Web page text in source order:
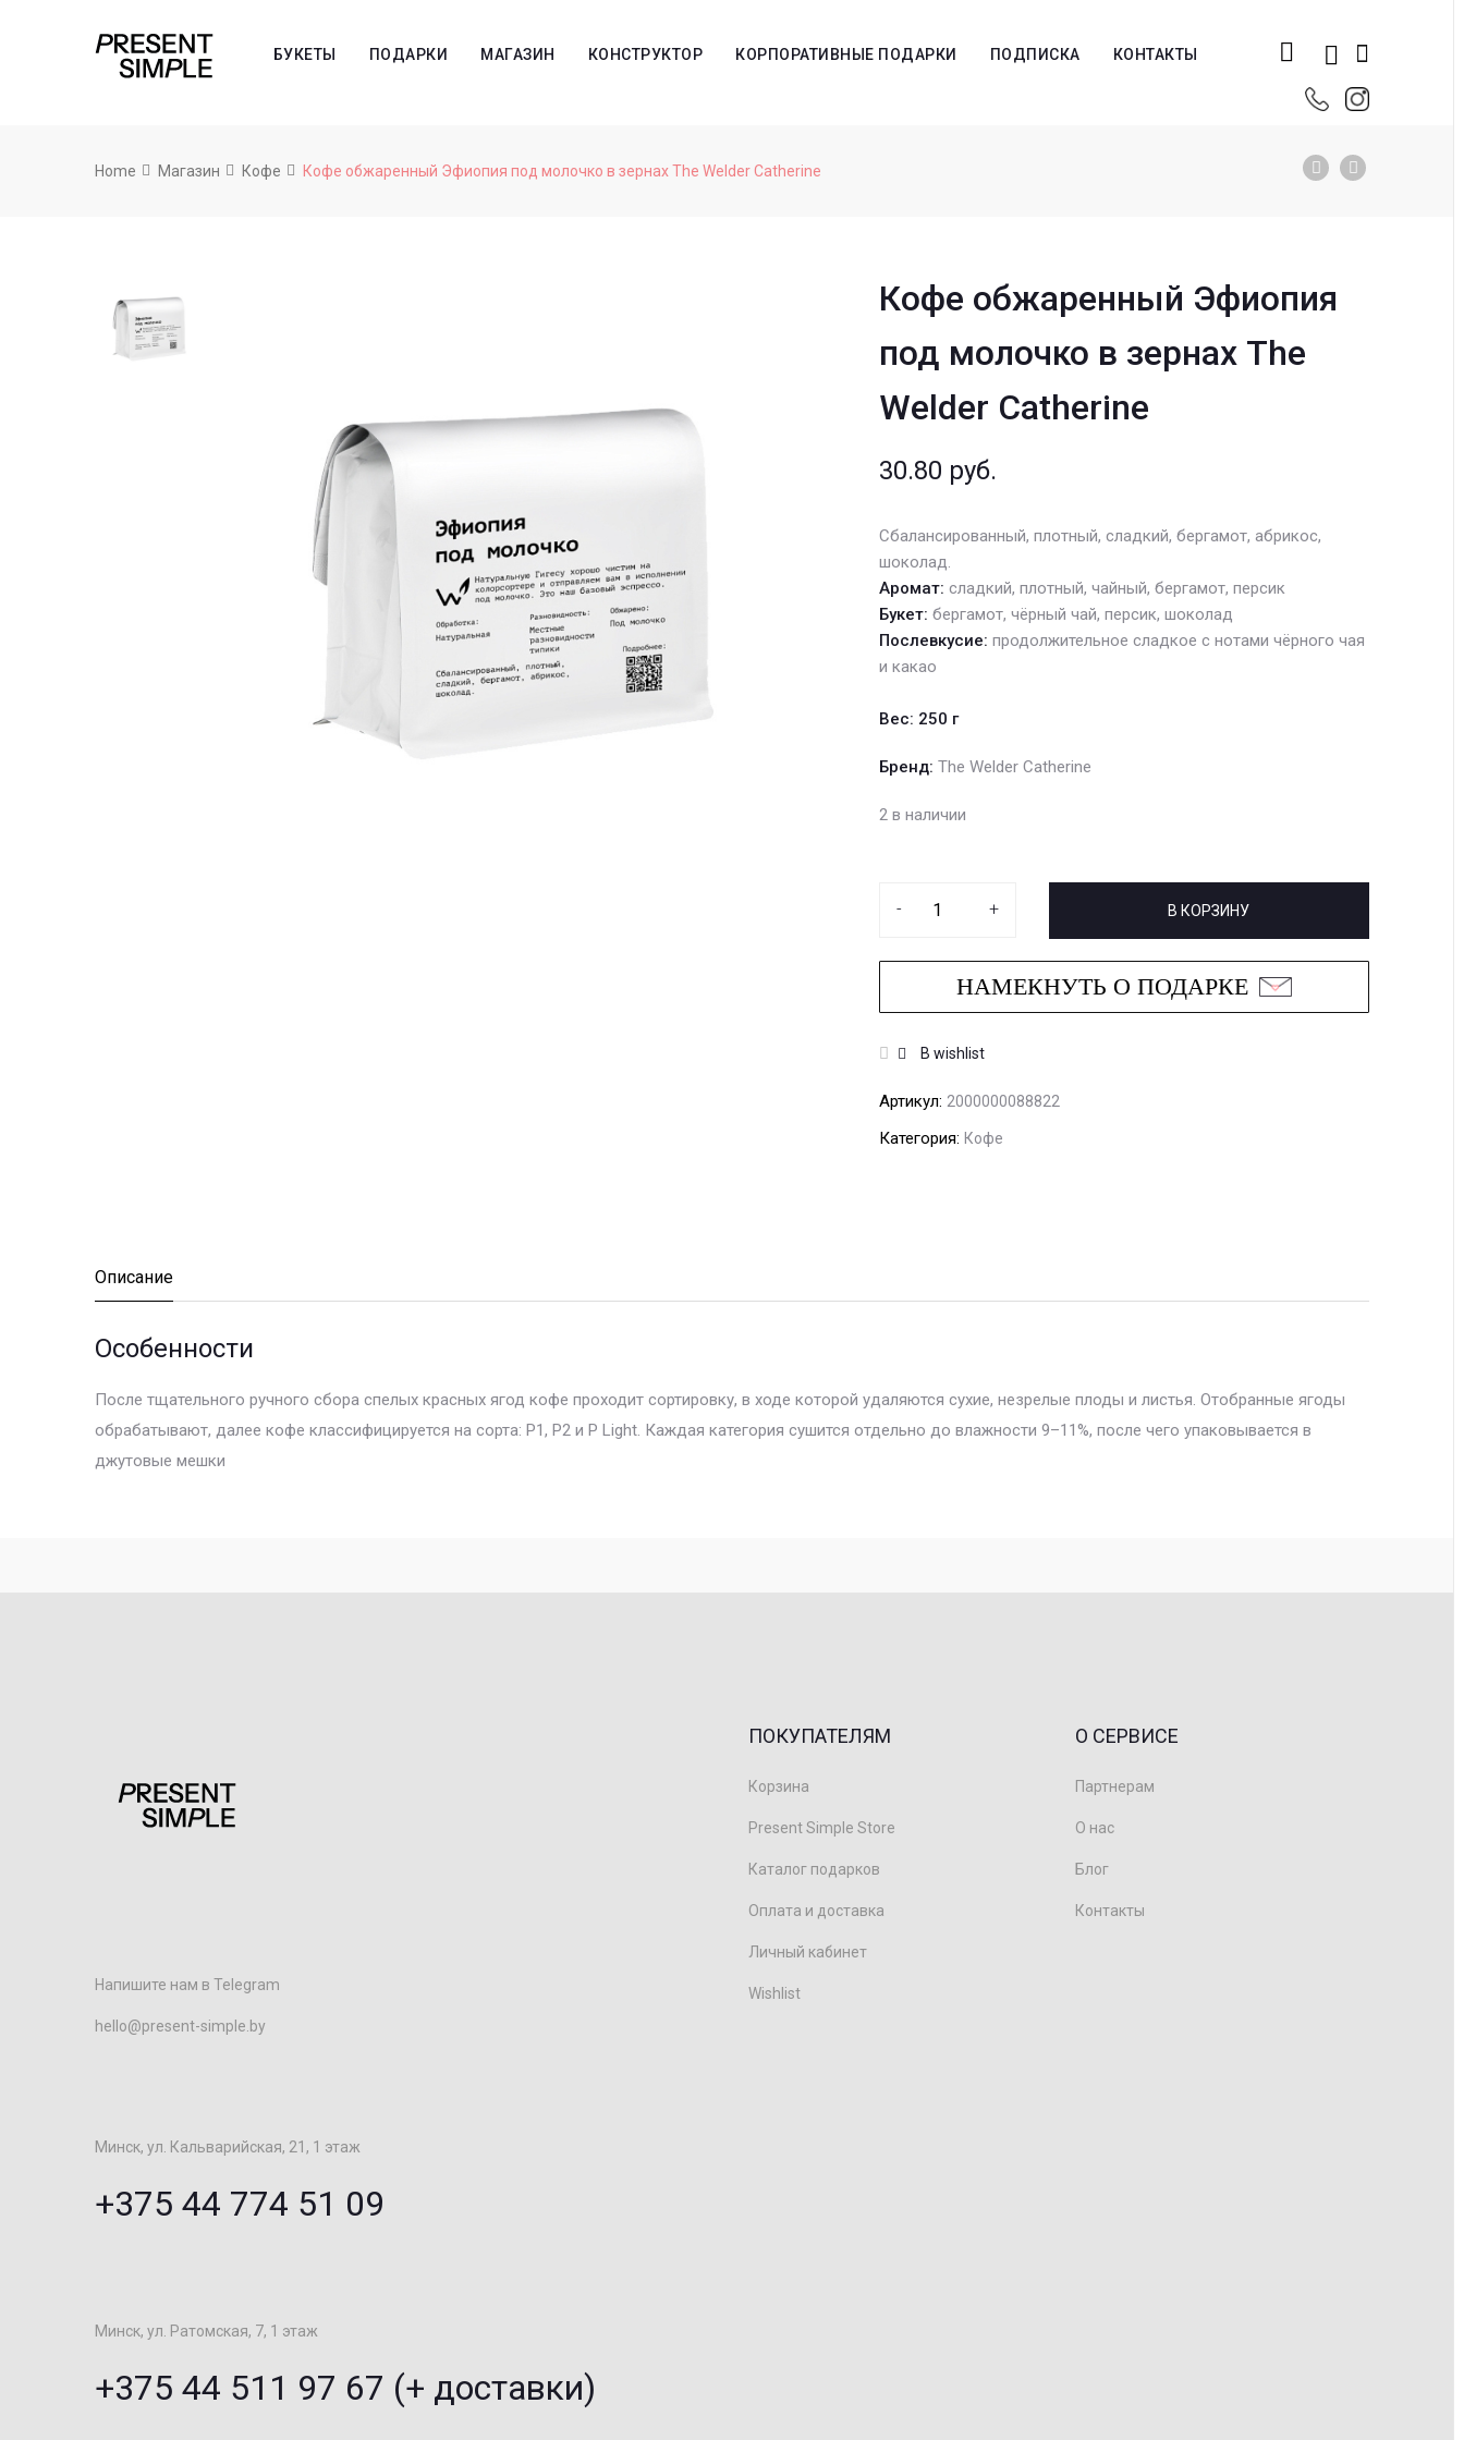
БУКЕТЫ ПОДАРКИ МАГАЗИН КОНСТРУКТОР КОРПОРАТИВНЫЕ ПОДАРКИ ПОДПИСКА КОНТАКТЫ
Home Магазин Кофе Кофе обжаренный Эфиопия под молочко в зернах The Welder Catherine
Кофе обжаренный Эфиопия
под молочко в зернах The
Welder Catherine
30.80 руб.
Сбалансированный, плотный, сладкий, бергамот, абрикос,
шоколад.
Аромат: сладкий, плотный, чайный, бергамот, персик
Букет: бергамот, чёрный чай, персик, шоколад
Послевкусие: продолжительное сладкое с нотами чёрного чая
и какао
Вес: 250 г
Бренд: The Welder Catherine
2 в наличии
- + В КОРЗИНУ
НАМЕКНУТЬ О ПОДАРКЕ
В wishlist
Артикул: 2000000088822
Категория: Кофе
Описание
Особенности
После тщательного ручного сбора спелых красных ягод кофе проходит сортировку, в ходе которой удаляются сухие, незрелые плоды и листья. Отобранные ягоды
обрабатывают, далее кофе классифицируется на сорта: P1, P2 и P Light. Каждая категория сушится отдельно до влажности 9–11%, после чего упаковывается в
джутовые мешки
Напишите нам в Telegram
hello@present-simple.by
Минск, ул. Кальварийская, 21, 1 этаж
+375 44 774 51 09
Минск, ул. Ратомская, 7, 1 этаж
+375 44 511 97 67 (+ доставки)
ПОКУПАТЕЛЯМ
Корзина
Present Simple Store
Каталог подарков
Оплата и доставка
Личный кабинет
Wishlist
О СЕРВИСЕ
Партнерам
О нас
Блог
Контакты